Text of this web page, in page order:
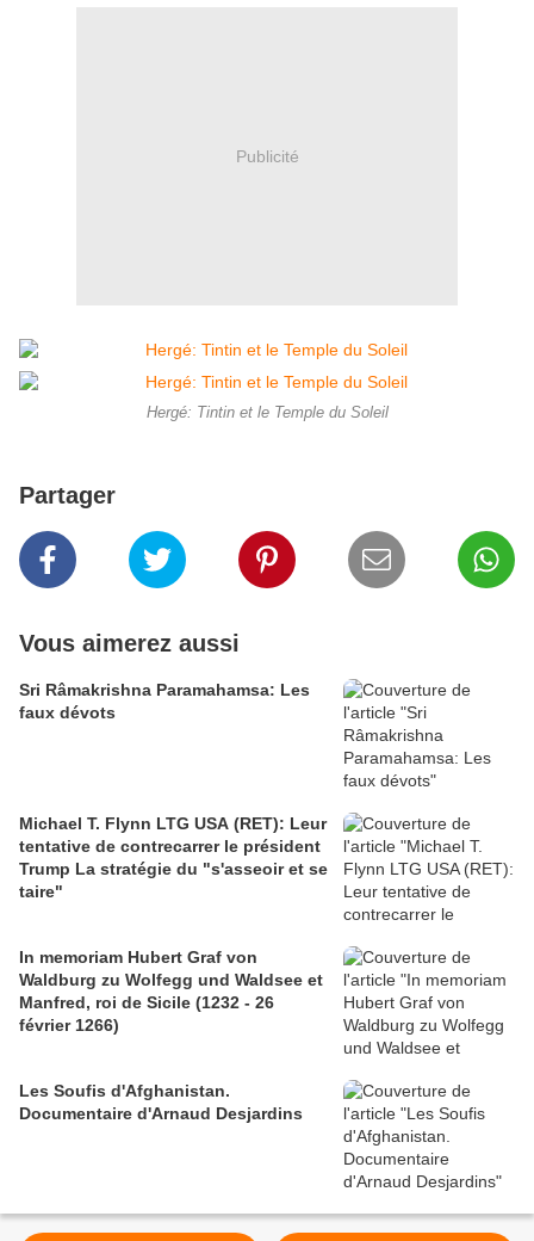
Publicité
Hergé: Tintin et le Temple du Soleil
Partager
Vous aimerez aussi
Sri Râmakrishna Paramahamsa: Les
faux dévots
Michael T. Flynn LTG USA (RET): Leur
tentative de contrecarrer le président
Trump La stratégie du "s'asseoir et se
taire"
In memoriam Hubert Graf von
Waldburg zu Wolfegg und Waldsee et
Manfred, roi de Sicile (1232 - 26
février 1266)
Les Soufis d'Afghanistan.
Documentaire d'Arnaud Desjardins